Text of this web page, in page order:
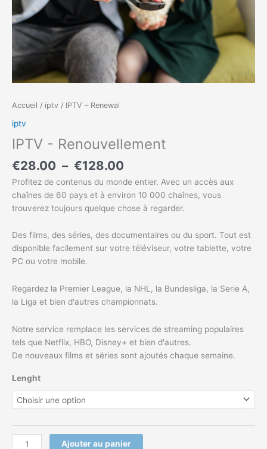
Accueil / iptv / IPTV – Renewal
iptv
IPTV - Renouvellement
€28.00 – €128.00
Profitez de contenus du monde entier. Avec un accès aux
chaînes de 60 pays et à environ 10 000 chaînes, vous
trouverez toujours quelque chose à regarder.
Des films, des séries, des documentaires ou du sport. Tout est
disponible facilement sur votre téléviseur, votre tablette, votre
PC ou votre mobile.
Regardez la Premier League, la NHL, la Bundesliga, la Serie A,
la Liga et bien d'autres championnats.
Notre service remplace les services de streaming populaires
tels que Netflix, HBO, Disney+ et bien d'autres.
De nouveaux films et séries sont ajoutés chaque semaine.
Lenght
Ajouter au panier